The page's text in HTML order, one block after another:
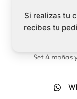
Si realizas tu
recibes tu
Set 4 moñas